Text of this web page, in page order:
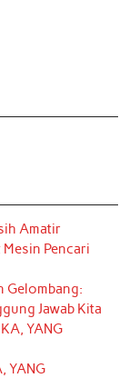
Amatir
Mesin Pencari
Gelombang:
Jawab Kita
YANG
YANG